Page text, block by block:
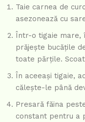
Taie carnea de
asezonează cu
Într-o tigaie mare,
prăjește bucățile
toate părțile.
În aceeași tigaie,
călește-le până
Presară făina
constant pentru a